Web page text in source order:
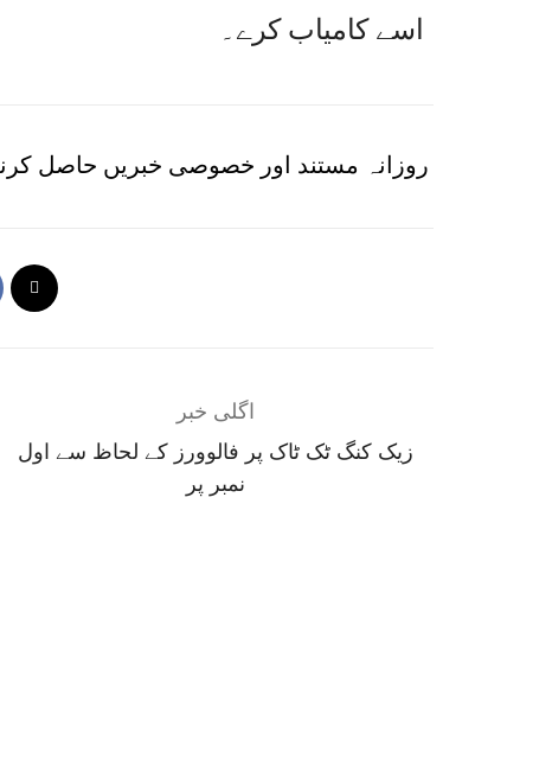
اسے کامیاب کرے۔
روزانہ مستند اور خصوصی خبریں حاصل
اگلی خبر
زیک کنگ ٹک ٹاک پر فالوورز کے لحاظ سے اول
نمبر پر